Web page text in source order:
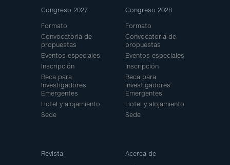
Map
Congreso 2027
Formato
Convocatoria de
propuestas
Eventos especiales
Inscripción
Beca para
Investigadores
Emergentes
Hotel y alojamiento
Sede
Congreso 2028
Formato
Convocatoria de
propuestas
Eventos especiales
Inscripción
Beca para
Investigadores
Emergentes
Hotel y alojamiento
Sede
Revista Acerca de